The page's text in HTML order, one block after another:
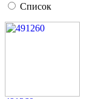
Список